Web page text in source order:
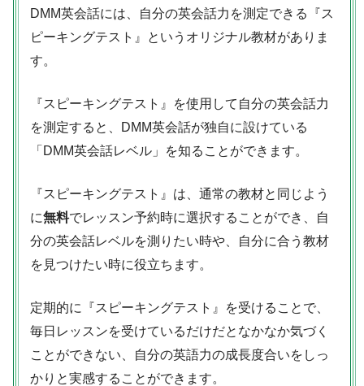
DMM英会話には、自分の英会話力を測定できる『ス
ピーキングテスト』というオリジナル教材がありま
す。
『スピーキングテスト』を使用して自分の英会話力
を測定すると、DMM英会話が独自に設けている
「DMM英会話レベル」を知ることができます。
『スピーキングテスト』は、通常の教材と同じよう
に無料でレッスン予約時に選択することができ、自
分の英会話レベルを測りたい時や、自分に合う教材
を見つけたい時に役立ちます。
定期的に『スピーキングテスト』を受けることで、
毎日レッスンを受けているだけだとなかなか気づく
ことができない、自分の英語力の成長度合いをしっ
かりと実感することができます。